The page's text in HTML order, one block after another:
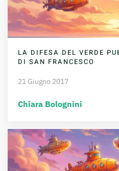
LA DIFESA DEL VERDE
DI SAN FRANCESCO
21 Giugno 2017
Chiara Bolognini